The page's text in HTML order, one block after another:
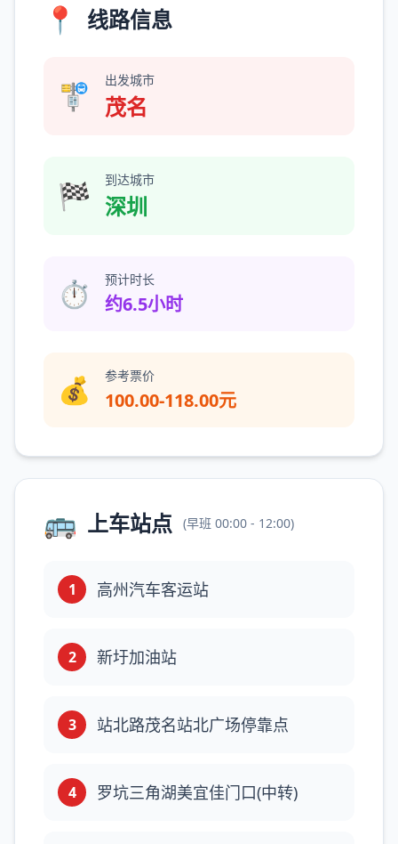
📍 线路信息
🚏 出发城市
茂名
🏁 到达城市
深圳
⏱️ 预计时长
约6.5小时
💰 参考票价
100.00-118.00元
🚌 上车站点 (早班 00:00 - 12:00)
1 高州汽车客运站
2 新圩加油站
3 站北路茂名站北广场停靠点
4 罗坑三角湖美宜佳门口(中转)